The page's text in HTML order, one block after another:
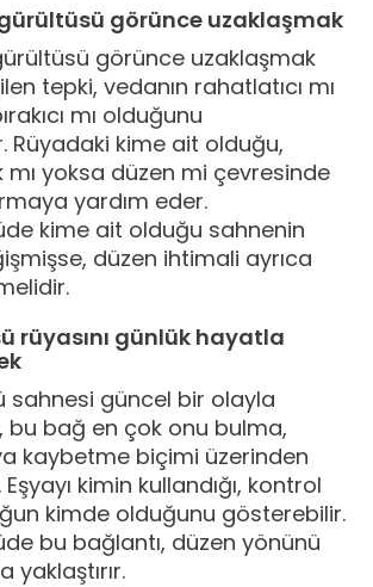
görünce uzaklaşmak
görünce uzaklaşmak
tepki, vedanın rahatlatıcı mı
mı olduğunu
Rüyadaki kime ait olduğu,
mı yoksa düzen mi çevresinde
yardım eder.
kime ait olduğu sahnenin
düzen ihtimali ayrıca
rüyasını günlük hayatla
sahnesi güncel bir olayla
bu bağ en çok onu bulma,
kaybetme biçimi üzerinden
kimin kullandığı, kontrol
kimde olduğunu gösterebilir.
bu bağlantı, düzen yönünü
yaklaştırır.